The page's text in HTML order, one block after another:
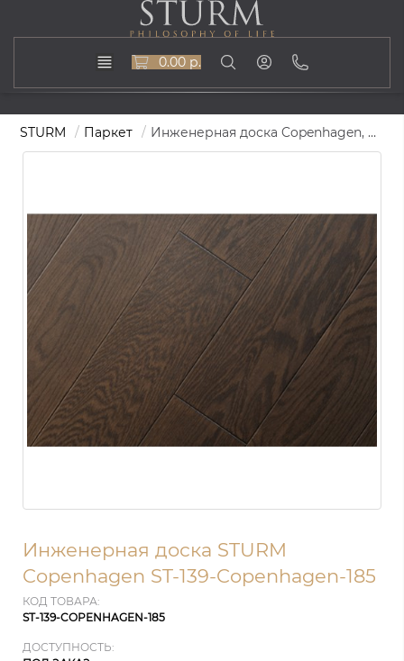
0.00 р.
STURM Паркет Инженерная доска Copenhagen, 400-1800х185, ST-139-Copenhagen-185
Инженерная доска STURM
Copenhagen ST-139-Copenhagen-185
КОД ТОВАРА:
ST-139-COPENHAGEN-185
ДОСТУПНОСТЬ: